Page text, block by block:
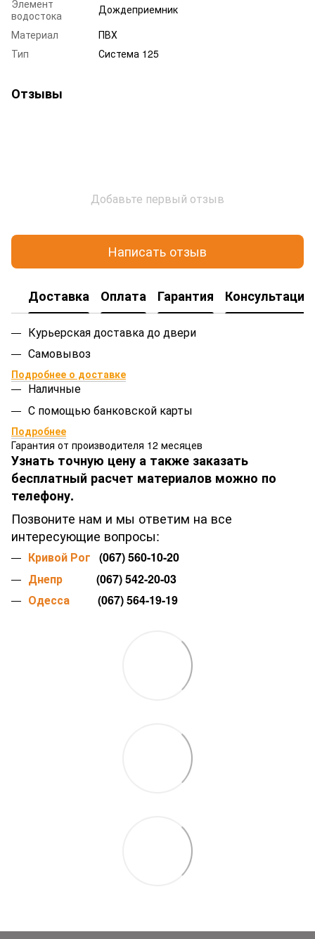
Элемент
водостока
Дождеприемник
Материал
ПВХ
Тип
Система 125
Отзывы
Добавьте первый отзыв
Написать отзыв
Доставка Оплата Гарантия Консультация
Курьерская доставка до двери
Самовывоз
Подробнее о доставке
Наличные
С помощью банковской карты
Подробнее
Гарантия от производителя 12 месяцев
Узнать точную цену а также заказать
бесплатный расчет материалов можно по
телефону.
Позвоните нам и мы ответим на все
интересующие вопросы:
Кривой Рог (067) 560-10-20
Днепр (067) 542-20-03
Одесса (067) 564-19-19